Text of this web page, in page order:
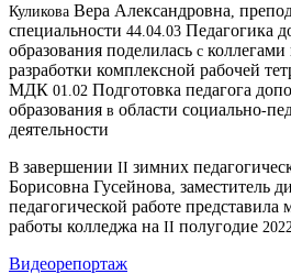
Куликова Вера Александровна,
специальности 44.04.03 Педагогика
образования поделилась с коллегами
разработки комплексной рабочей
МДК 01.02 Подготовка педагога
образования в области социально-
деятельности
В завершении II зимних
Борисовна Гусейнова, заместитель
педагогической работе представила
работы колледжа на II полугодие
Видеорепортаж